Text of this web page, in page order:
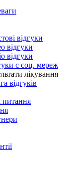
відгуки
відгуки
відгуки
с соц. мереж
лікування
відгуків